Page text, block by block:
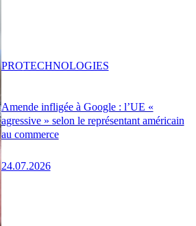
Amende infligée à Google : l’UE «
agressive » selon le représentant américain
au commerce
24.07.2026
PROTECHNOLOGIES